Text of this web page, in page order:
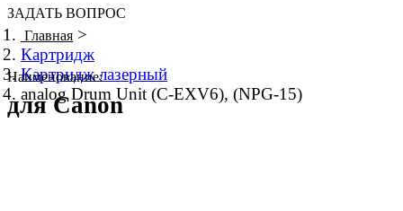
ЗАДАТЬ ВОПРОС
Главная >
Картридж
Картридж лазерный
analog Drum Unit (C-EXV6), (NPG-15)
Наименование:
для Canon